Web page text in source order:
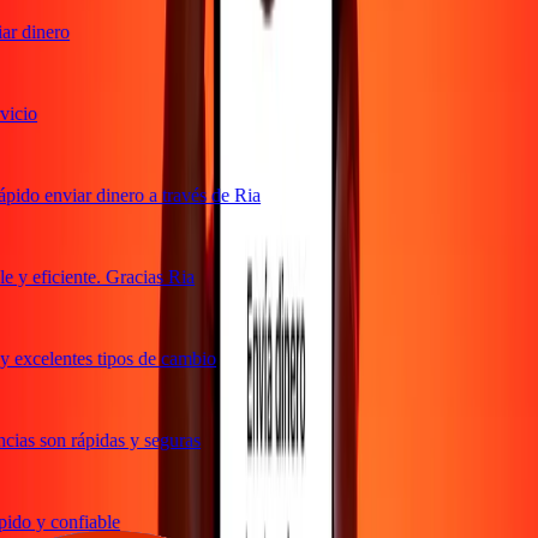
dinero
enviar dinero a través de Ria
eficiente. Gracias Ria
tipos de cambio
son rápidas y seguras
y confiable